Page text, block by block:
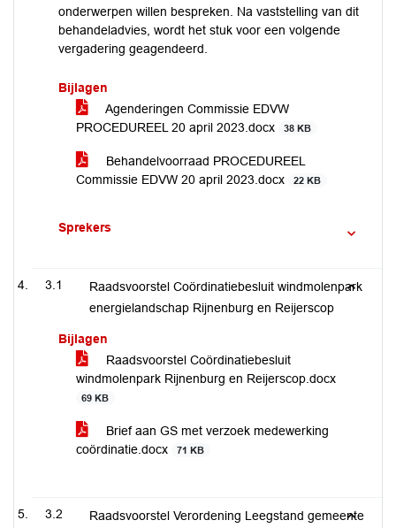
onderwerpen willen bespreken. Na vaststelling van dit
behandeladvies, wordt het stuk voor een volgende
vergadering geagendeerd.
Bijlagen
Agenderingen Commissie EDVW
PROCEDUREEL 20 april 2023.docx
38 KB
Behandelvoorraad PROCEDUREEL
Commissie EDVW 20 april 2023.docx
22 KB
Sprekers
3.1
Raadsvoorstel Coördinatiebesluit windmolenpark
energielandschap Rijnenburg en Reijerscop
Bijlagen
Raadsvoorstel Coördinatiebesluit
windmolenpark Rijnenburg en Reijerscop.docx
69 KB
Brief aan GS met verzoek medewerking
coördinatie.docx
71 KB
3.2 Raadsvoorstel Verordening Leegstand gemeente